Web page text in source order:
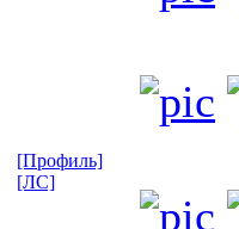
[Профиль]
[ЛС]